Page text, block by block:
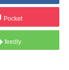
Pocket
feedly